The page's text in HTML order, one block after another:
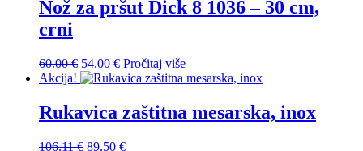
Nož za pršut Dick 8 1036 – 30 cm,
crni
60.00€ 54.00 € Pročitaj više
Akcija!
Rukavica zaštitna mesarska, inox
106.11€ 89.50 €